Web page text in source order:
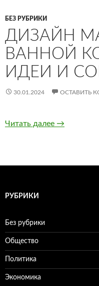
БЕЗ РУБРИКИ
ДИЗАЙН
ВАННОЙ
ИДЕИ И
30.01.2024 ОСТАВИТЬ
Читать далее Дизайн
→
РУБРИКИ
Без рубрики
Общество
Политика
Экономика